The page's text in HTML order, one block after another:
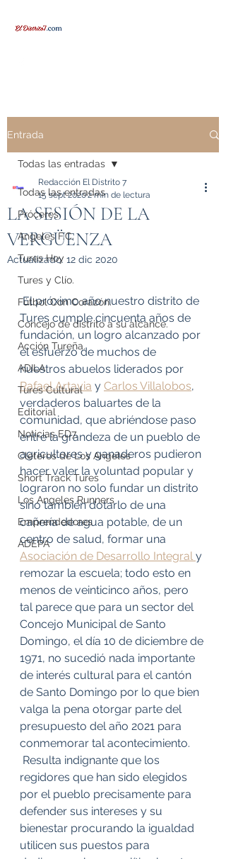
Entrada
Todas las entradas
Próceres
Angeles F.C.
Tures Hoy
Tures y Clío.
Fútbol Con Corazón.
Concejo de distrito a su alcance.
Acción Tureña.
ADILA
Tures Cultural
Editorial
Noticias ED7.
Cleteros de Los Angeles
Short Track Tures
Los Angeles Runners
Emprendedores
ADEPA
Todas las entradas
LA SESIÓN DE LA
VERGÜENZA
Redacción El Distrito 7
15 sept 20202 min de lectura
Actualizado: 12 dic 2020
El próximo año nuestro distrito de
Tures cumple cincuenta años de
fundación, un logro alcanzado por
el esfuerzo de muchos de
nuestros abuelos liderados por
Rafael Artavia y Carlos Villalobos,
verdaderos baluartes de la
comunidad, que abriéndose paso
entre la grandeza de un pueblo de
agricultores y ganaderos pudieron
hacer valer la voluntad popular y
lograron no solo fundar un distrito
sino también dotarlo de una
cañería de agua potable, de un
centro de salud, formar una
Asociación de Desarrollo Integral y
remozar la escuela; todo esto en
menos de veinticinco años, pero
tal parece que para un sector del
Concejo Municipal de Santo
Domingo, el día 10 de diciembre de
1971, no sucedió nada importante
de interés cultural para el cantón
de Santo Domingo por lo que bien
valga la pena otorgar parte del
presupuesto del año 2021 para
conmemorar tal acontecimiento.
regidores que han sido elegidos
por el pueblo precisamente para
defender sus intereses y su
bienestar procurando la igualdad
utilicen sus puestos para